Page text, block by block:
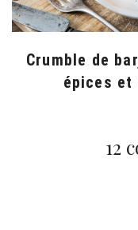
Crumble de
épices et
12